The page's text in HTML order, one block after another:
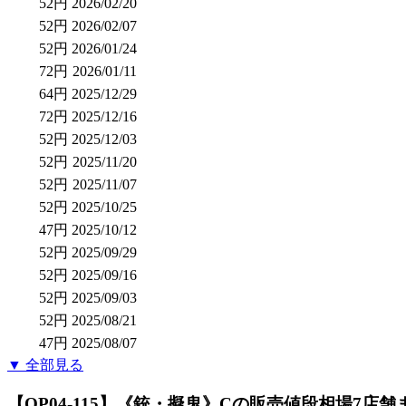
52円 2026/02/20
52円 2026/02/07
52円 2026/01/24
72円 2026/01/11
64円 2025/12/29
72円 2025/12/16
52円 2025/12/03
52円 2025/11/20
52円 2025/11/07
52円 2025/10/25
47円 2025/10/12
52円 2025/09/29
52円 2025/09/16
52円 2025/09/03
52円 2025/08/21
47円 2025/08/07
▼ 全部見る